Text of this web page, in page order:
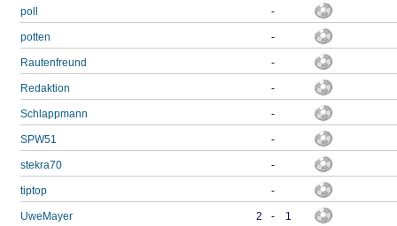
poll -
potten -
Rautenfreund -
Redaktion -
Schlappmann -
SPW51 -
stekra70 -
tiptop -
UweMayer 2 - 1